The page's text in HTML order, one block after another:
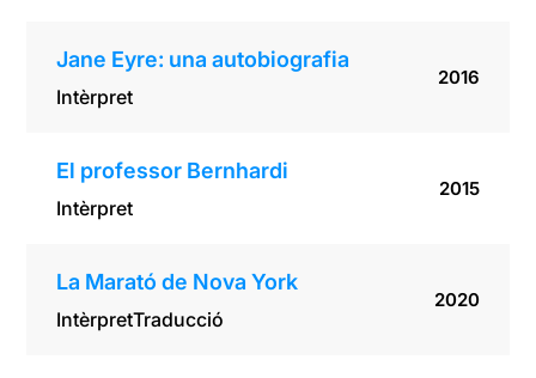
Jane Eyre: una autobiografia
Intèrpret
2016
El professor Bernhardi
Intèrpret
2015
La Marató de Nova York
IntèrpretTraducció
2020